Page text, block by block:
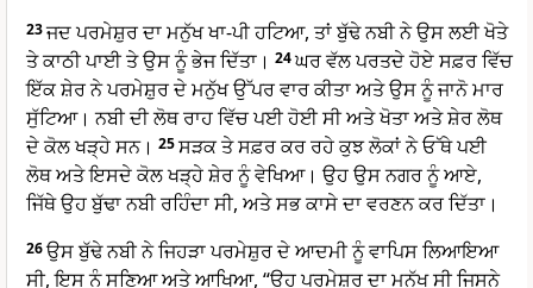
23ਜਦ ਪਰਮੇਸ਼ੁਰ ਦਾ ਮਨੁੱਖ ਖਾ-ਪੀ ਹਟਿਆ, ਤਾਂ ਬੁੱਢੇ ਨਬੀ ਨੇ ਉਸ ਲਈ ਖੋਤੇ
ਤੇ ਕਾਠੀ ਪਾਈ ਤੇ ਉਸ ਨੂੰ ਭੇਜ ਦਿੱਤਾ। 24ਘਰ ਵੱਲ ਪਰਤਦੇ ਹੋਏ ਸਫ਼ਰ ਵਿੱਚ
ਇੱਕ ਸ਼ੇਰ ਨੇ ਪਰਮੇਸ਼ੁਰ ਦੇ ਮਨੁੱਖ ਉੱਪਰ ਵਾਰ ਕੀਤਾ ਅਤੇ ਉਸ ਨੂੰ ਜਾਨੋ ਮਾਰ
ਸੁੱਟਿਆ। ਨਬੀ ਦੀ ਲੋਥ ਰਾਹ ਵਿੱਚ ਪਈ ਹੋਈ ਸੀ ਅਤੇ ਖੋਤਾ ਅਤੇ ਸ਼ੇਰ ਲੋਥ
ਦੇ ਕੋਲ ਖੜ੍ਹੇ ਸਨ। 25ਸੜਕ ਤੇ ਸਫ਼ਰ ਕਰ ਰਹੇ ਕੁਝ ਲੋਕਾਂ ਨੇ ਓੱਥੇ ਪਈ
ਲੋਥ ਅਤੇ ਇਸਦੇ ਕੋਲ ਖੜ੍ਹੇ ਸ਼ੇਰ ਨੂੰ ਵੇਖਿਆ। ਉਹ ਉਸ ਨਗਰ ਨੂੰ ਆਏ,
ਜਿੱਥੇ ਉਹ ਬੁੱਢਾ ਨਬੀ ਰਹਿੰਦਾ ਸੀ, ਅਤੇ ਸਭ ਕਾਸੇ ਦਾ ਵਰਣਨ ਕਰ ਦਿੱਤਾ।
26ਉਸ ਬੁੱਢੇ ਨਬੀ ਨੇ ਜਿਹੜਾ ਪਰਮੇਸ਼ੁਰ ਦੇ ਆਦਮੀ ਨੂੰ ਵਾਪਿਸ ਲਿਆਇਆ
ਸੀ, ਇਸ ਨੂੰ ਸੁਣਿਆ ਅਤੇ ਆਖਿਆ, “ਉਹ ਪਰਮੇਸ਼ੁਰ ਦਾ ਮਨੁੱਖ ਸੀ ਜਿਸਨੇ